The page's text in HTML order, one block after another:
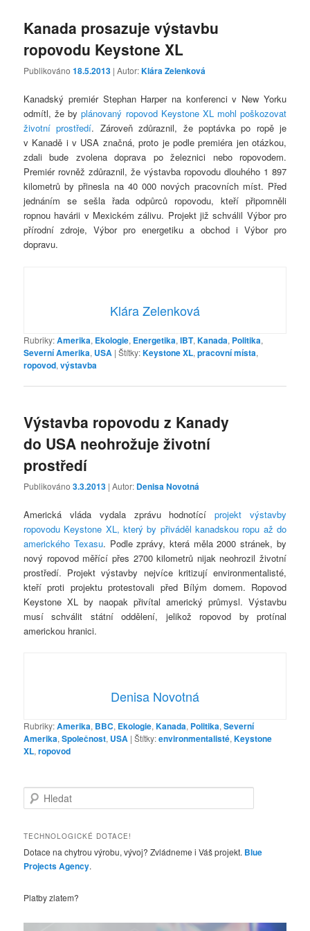
Kanada prosazuje výstavbu
ropovodu Keystone XL
Publikováno18.5.2013 | Autor:Klára Zelenková
Kanadský premiér Stephan Harper na konferenci v New Yorku
odmítl, že byplánovaný ropovod Keystone XL mohl poškozovat
životní prostředí. Zároveň zdůraznil, že poptávka po ropě je
v Kanadě i v USA značná, proto je podle premiéra jen otázkou,
zdali bude zvolena doprava po železnici nebo ropovodem.
Premiér rovněž zdůraznil, že výstavba ropovodu dlouhého 1 897
kilometrů by přinesla na 40 000 nových pracovních míst. Před
jednáním se sešla řada odpůrců ropovodu, kteří připomněli
ropnou havárii v Mexickém zálivu. Projekt již schválil Výbor pro
přírodní zdroje, Výbor pro energetiku a obchod i Výbor pro
dopravu.
Klára Zelenková
Rubriky:Amerika, Ekologie, Energetika,IBT,Kanada, Politika,
Severní Amerika, USA |Štítky:Keystone XL,pracovní místa,
ropovod,výstavba
Výstavba ropovodu z Kanady
do USA neohrožuje životní
prostředí
Publikováno3.3.2013 | Autor: Denisa Novotná
Americká vláda vydala zprávu hodnotícíprojekt výstavby
ropovodu Keystone XL, který by přiváděl kanadskou ropu až do
amerického Texasu. Podle zprávy, která měla 2000 stránek, by
nový ropovod měřící přes 2700 kilometrů nijak neohrozil životní
prostředí. Projekt výstavby nejvíce kritizují environmentalisté,
kteří proti projektu protestovali před Bílým domem. Ropovod
Keystone XL by naopak přivítal americký průmysl. Výstavbu
musí schválit státní oddělení, jelikož ropovod by protínal
americkou hranici.
Denisa Novotná
Rubriky:Amerika, BBC, Ekologie,Kanada, Politika,Severní
Amerika,Společnost, USA |Štítky:environmentalisté,Keystone
XL,ropovod
l
d
t
TECHNOLOGICKÉ DOTACE!
Dotace na chytrou výrobu, vývoj? Zvládneme i Váš projekt. Blue
Projects Agency.
Platby zlatem?